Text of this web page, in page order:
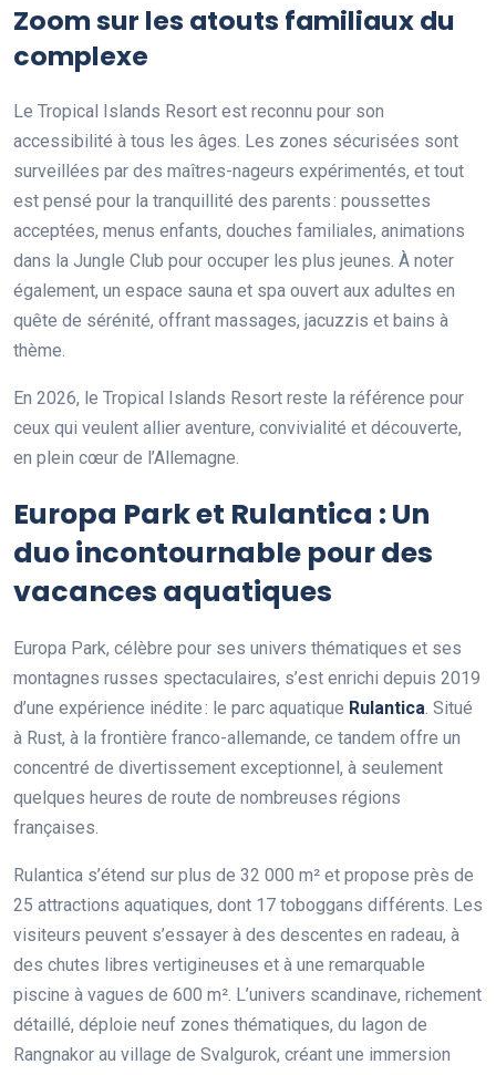
Zoom sur les atouts familiaux du
complexe
Le Tropical Islands Resort est reconnu pour son
accessibilité à tous les âges. Les zones sécurisées sont
surveillées par des maîtres-nageurs expérimentés, et tout
est pensé pour la tranquillité des parents : poussettes
acceptées, menus enfants, douches familiales, animations
dans la Jungle Club pour occuper les plus jeunes. À noter
également, un espace sauna et spa ouvert aux adultes en
quête de sérénité, offrant massages, jacuzzis et bains à
thème.
En 2026, le Tropical Islands Resort reste la référence pour
ceux qui veulent allier aventure, convivialité et découverte,
en plein cœur de l’Allemagne.
Europa Park et Rulantica : Un
duo incontournable pour des
vacances aquatiques
Europa Park, célèbre pour ses univers thématiques et ses
montagnes russes spectaculaires, s’est enrichi depuis 2019
d’une expérience inédite : le parc aquatique Rulantica . Situé
à Rust, à la frontière franco-allemande, ce tandem offre un
concentré de divertissement exceptionnel, à seulement
quelques heures de route de nombreuses régions
françaises.
Rulantica s’étend sur plus de 32 000 m² et propose près de
25 attractions aquatiques, dont 17 toboggans différents. Les
visiteurs peuvent s’essayer à des descentes en radeau, à
des chutes libres vertigineuses et à une remarquable
piscine à vagues de 600 m². L’univers scandinave, richement
détaillé, déploie neuf zones thématiques, du lagon de
Rangnakor au village de Svalgurok, créant une immersion